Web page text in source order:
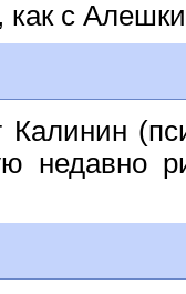
как с
недавно